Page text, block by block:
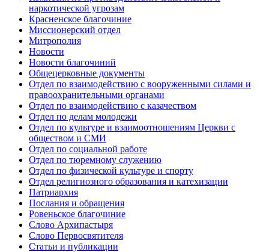
наркотической угрозам
Красненское благочиние
Миссионерский отдел
Митрополия
Новости
Новости благочиний
Общецерковные документы
Отдел по взаимодействию с вооруженными силами и
правоохранительными органами
Отдел по взаимодействию с казачеством
Отдел по делам молодежи
Отдел по культуре и взаимоотношениям Церкви с
обществом и СМИ
Отдел по социальной работе
Отдел по тюремному служению
Отдел по физической культуре и спорту
Отдел религиозного образования и катехизации
Патриархия
Послания и обращения
Ровеньское благочиние
Слово Архипастыря
Слово Первосвятителя
Статьи и публикации